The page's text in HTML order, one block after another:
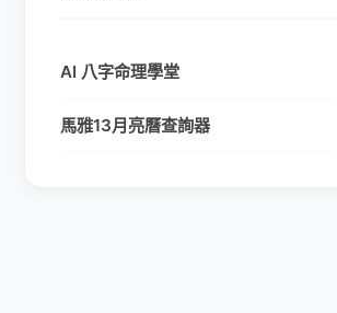
AI 八字命理學堂
馬雅13月亮曆查詢器